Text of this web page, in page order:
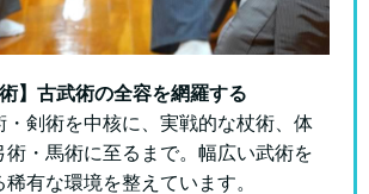
】古武術の全容を網羅する
・剣術を中核に、実戦的な杖術、体
術・馬術に至るまで。幅広い武術を
有な環境を整えています。